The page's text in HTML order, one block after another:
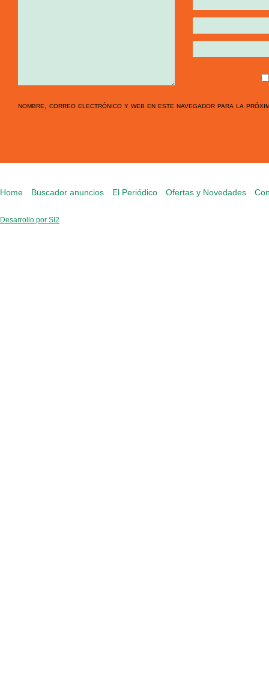
nombre, correo electrónico y web en este navegador para la
Home Buscador anuncios El Periódico Ofertas y Novedades
Desarrollo por SI2